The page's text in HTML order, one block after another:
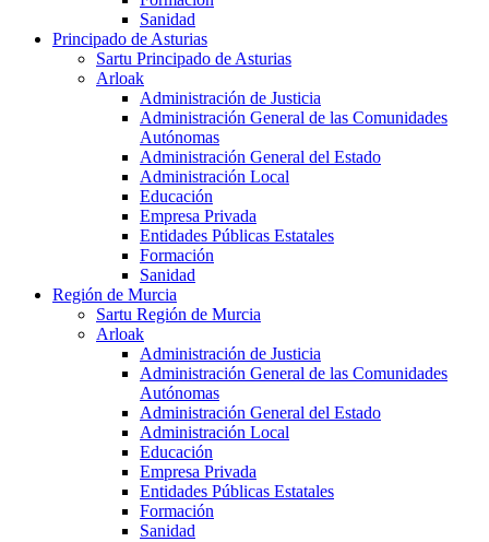
Sanidad
Principado de Asturias
Sartu Principado de Asturias
Arloak
Administración de Justicia
Administración General de las Comunidades
Autónomas
Administración General del Estado
Administración Local
Educación
Empresa Privada
Entidades Públicas Estatales
Formación
Sanidad
Región de Murcia
Sartu Región de Murcia
Arloak
Administración de Justicia
Administración General de las Comunidades
Autónomas
Administración General del Estado
Administración Local
Educación
Empresa Privada
Entidades Públicas Estatales
Formación
Sanidad